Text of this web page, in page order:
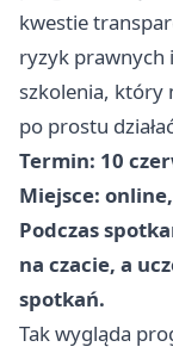
kwestie
ryzyk prawnych
szkolenia, który
po prostu
Termin: 10
Miejsce:
Podczas
na czacie, a
spotkań.
Tak wygląda